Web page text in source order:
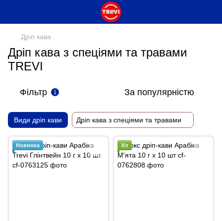
Дріп кава
Дріп кава з спеціями та травами
TREVI
Фільтр 1 За популярністю
Види дріп кави Дріп кава з спеціями та травами
Новинка Хіт